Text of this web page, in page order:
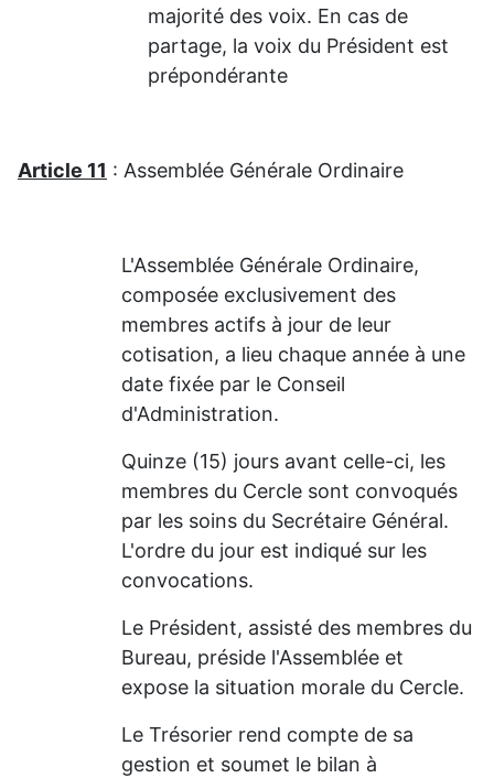
majorité des voix. En cas de
partage, la voix du Président est
prépondérante
Article 11 : Assemblée Générale Ordinaire
L'Assemblée Générale Ordinaire,
composée exclusivement des
membres actifs à jour de leur
cotisation, a lieu chaque année à une
date fixée par le Conseil
d'Administration.
Quinze (15) jours avant celle-ci, les
membres du Cercle sont convoqués
par les soins du Secrétaire Général.
L'ordre du jour est indiqué sur les
convocations.
Le Président, assisté des membres du
Bureau, préside l'Assemblée et
expose la situation morale du Cercle.
Le Trésorier rend compte de sa
gestion et soumet le bilan à